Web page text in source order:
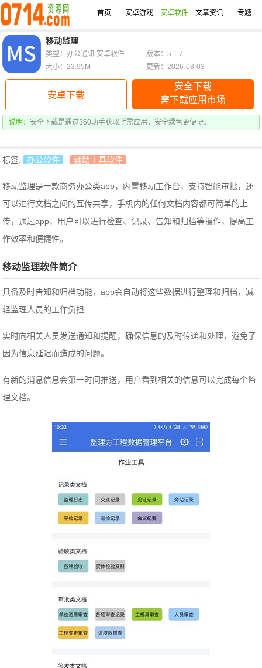
首页 安卓游戏 安卓软件 文章资讯 专题
移动监理
安卓下载
安全下载
需下载应用市场
说明： 安全下载是通过360助手获取所需应用，安全绿色更便捷。
类型：办公通讯 安卓软件
版本：5.1.7
大小：23.95M
更新：2026-08-03
标签: 办公软件 辅助工具软件
移动监理是一款商务办公类app，内置移动工作台，支持智能审批，还
可以进行文档之间的互传共享，手机内的任何文档内容都可简单的上
传，通过app，用户可以进行检查、记录、告知和归档等操作，提高工
作效率和便捷性。
移动监理软件简介
具备及时告知和归档功能，app会自动将这些数据进行整理和归档，减
轻监理人员的工作负担
实时向相关人员发送通知和提醒，确保信息的及时传递和处理，避免了
因为信息延迟而造成的问题。
有新的消息信息会第一时间推送，用户看到相关的信息可以完成每个监
理文档。